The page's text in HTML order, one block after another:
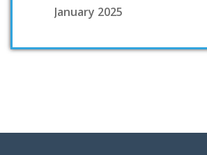
January 2025